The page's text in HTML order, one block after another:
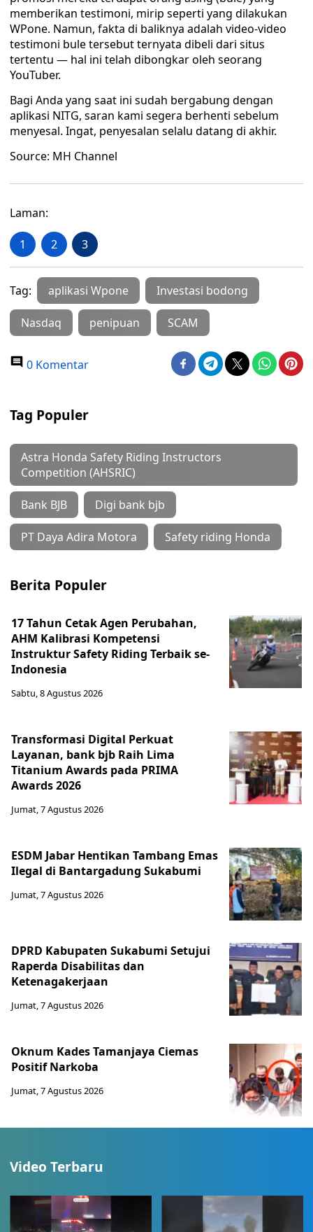
memberikan testimoni, mirip seperti yang dilakukan
WPone. Namun, fakta di baliknya adalah video-video
testimoni bule tersebut ternyata dibeli dari situs
tertentu — hal ini telah dibongkar oleh seorang
YouTuber.
Bagi Anda yang saat ini sudah bergabung dengan
aplikasi NITG, saran kami segera berhenti sebelum
menyesal. Ingat, penyesalan selalu datang di akhir.
Source: MH Channel
Laman:
1 2 3
Tag: aplikasi Wpone Investasi bodong
Nasdaq penipuan SCAM
0 Komentar
Tag Populer
Astra Honda Safety Riding Instructors
Competition (AHSRIC)
Bank BJB Digi bank bjb
PT Daya Adira Motora Safety riding Honda
Berita Populer
17 Tahun Cetak Agen Perubahan,
AHM Kalibrasi Kompetensi
Instruktur Safety Riding Terbaik se-
Indonesia
Sabtu, 8 Agustus 2026
Transformasi Digital Perkuat
Layanan, bank bjb Raih Lima
Titanium Awards pada PRIMA
Awards 2026
Jumat, 7 Agustus 2026
ESDM Jabar Hentikan Tambang Emas
Ilegal di Bantargadung Sukabumi
Jumat, 7 Agustus 2026
DPRD Kabupaten Sukabumi Setujui
Raperda Disabilitas dan
Ketenagakerjaan
Jumat, 7 Agustus 2026
Oknum Kades Tamanjaya Ciemas
Positif Narkoba
Jumat, 7 Agustus 2026
Video Terbaru